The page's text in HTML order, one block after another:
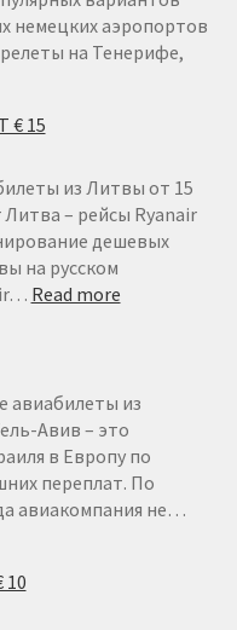
немецких аэропортов
на Тенерифе,
15
из Литвы от 15
– рейсы Ryanair
дешевых
на русском
Read more:
ОТ
€
15
авиабилеты из
Авив – это
в Европу по
переплат. По
авиакомпания не…
10